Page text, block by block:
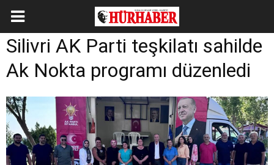
Silivri AK Parti teşkilatı sahilde
Ak Nokta programı düzenledi